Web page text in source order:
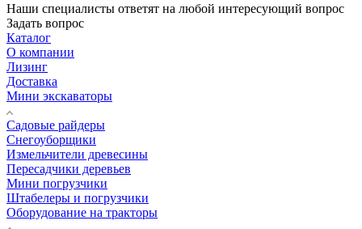
Наши специалисты ответят на любой интересующий вопрос
Задать вопрос
Каталог
О компании
Лизинг
Доставка
Мини экскаваторы
Садовые райдеры
Снегоуборщики
Измельчители древесины
Пересадчики деревьев
Мини погрузчики
Штабелеры и погрузчики
Оборудование на тракторы